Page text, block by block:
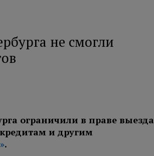
не смогли
ограничили в праве выезда
и другим
.